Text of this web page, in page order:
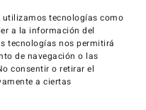
utilizamos tecnologías como
a la información del
tecnologías nos permitirá
de navegación o las
consentir o retirar el
a ciertas